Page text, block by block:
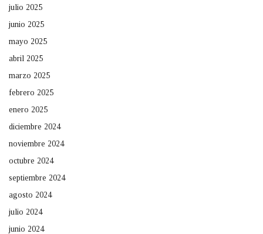
julio 2025
junio 2025
mayo 2025
abril 2025
marzo 2025
febrero 2025
enero 2025
diciembre 2024
noviembre 2024
octubre 2024
septiembre 2024
agosto 2024
julio 2024
junio 2024